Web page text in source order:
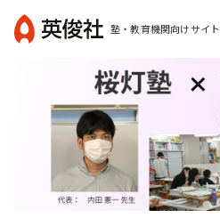
塾・教育機関向けサイト